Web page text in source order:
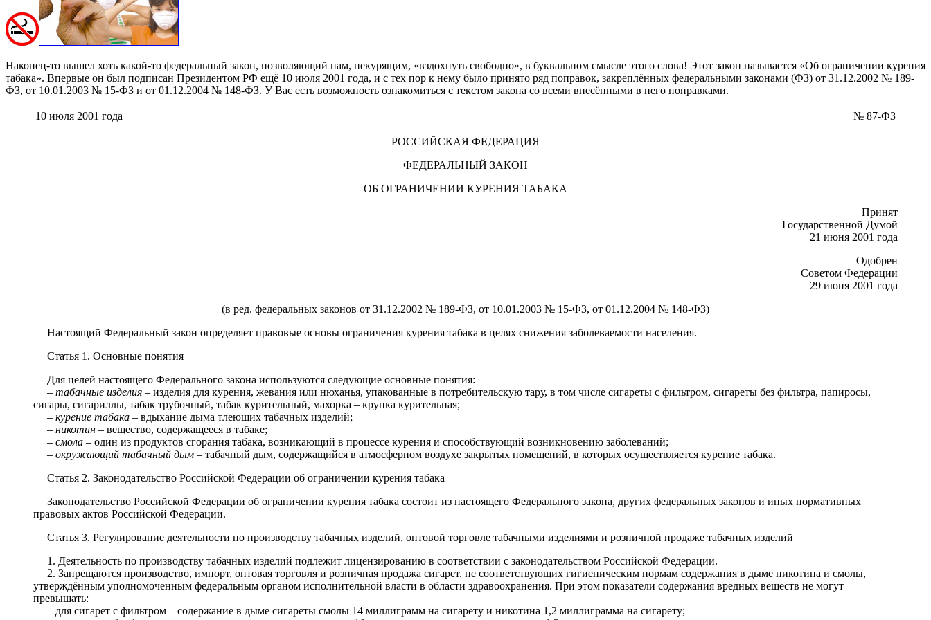
Наконец-то вышел хоть какой-то федеральный закон, позволяющий нам, некурящим, «вздохнуть свободно», в буквальном смысле этого слова! Этот закон называется «Об ограничении курения
табака». Впервые он был подписан Президентом РФ ещё 10 июля 2001 года, и с тех пор к нему было принято ряд поправок, закреплённых федеральными законами (ФЗ) от 31.12.2002 № 189-
ФЗ, от 10.01.2003 № 15-ФЗ и от 01.12.2004 № 148-ФЗ. У Вас есть возможность ознакомиться с текстом закона со всеми внесёнными в него поправками.
10 июля 2001 года № 87-ФЗ
РОССИЙСКАЯ ФЕДЕРАЦИЯ
ФЕДЕРАЛЬНЫЙ ЗАКОН
ОБ ОГРАНИЧЕНИИ КУРЕНИЯ ТАБАКА
Принят
Государственной Думой
21 июня 2001 года
Одобрен
Советом Федерации
29 июня 2001 года
(в ред. федеральных законов от 31.12.2002 № 189-ФЗ, от 10.01.2003 № 15-ФЗ, от 01.12.2004 № 148-ФЗ)
Настоящий Федеральный закон определяет правовые основы ограничения курения табака в целях снижения заболеваемости населения.
Статья 1. Основные понятия
Для целей настоящего Федерального закона используются следующие основные понятия:
– табачные изделия – изделия для курения, жевания или нюханья, упакованные в потребительскую тару, в том числе сигареты с фильтром, сигареты без фильтра, папиросы,
сигары, сигариллы, табак трубочный, табак курительный, махорка – крупка курительная;
– курение табака – вдыхание дыма тлеющих табачных изделий;
– никотин – вещество, содержащееся в табаке;
– смола – один из продуктов сгорания табака, возникающий в процессе курения и способствующий возникновению заболеваний;
– окружающий табачный дым – табачный дым, содержащийся в атмосферном воздухе закрытых помещений, в которых осуществляется курение табака.
Статья 2. Законодательство Российской Федерации об ограничении курения табака
Законодательство Российской Федерации об ограничении курения табака состоит из настоящего Федерального закона, других федеральных законов и иных нормативных
правовых актов Российской Федерации.
Статья 3. Регулирование деятельности по производству табачных изделий, оптовой торговле табачными изделиями и розничной продаже табачных изделий
1. Деятельность по производству табачных изделий подлежит лицензированию в соответствии с законодательством Российской Федерации.
2. Запрещаются производство, импорт, оптовая торговля и розничная продажа сигарет, не соответствующих гигиеническим нормам содержания в дыме никотина и смолы,
утверждённым уполномоченным федеральным органом исполнительной власти в области здравоохранения. При этом показатели содержания вредных веществ не могут
превышать:
– для сигарет с фильтром – содержание в дыме сигареты смолы 14 миллиграмм на сигарету и никотина 1,2 миллиграмма на сигарету;